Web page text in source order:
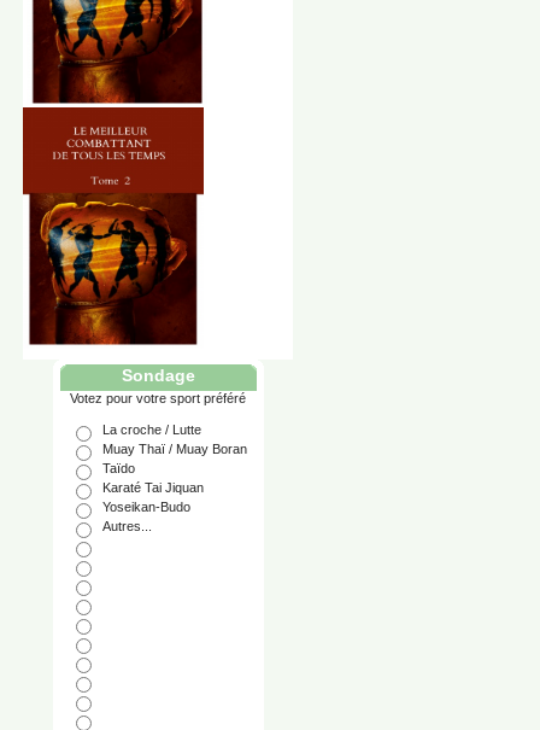
Sondage
Votez pour votre sport préféré
La croche / Lutte
Muay Thaï / Muay Boran
Taïdo
Karaté Tai Jiquan
Yoseikan-Budo
Autres...